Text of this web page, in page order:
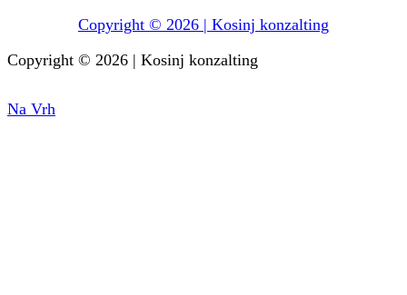
Copyright © 2026 | Kosinj konzalting
Copyright © 2026 | Kosinj konzalting
Na Vrh